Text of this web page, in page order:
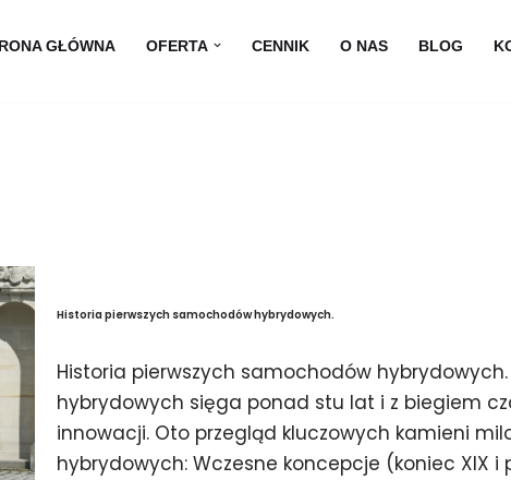
GŁÓWNA OFERTA CENNIK O NAS BLOG
Historia pierwszych samochodów hybrydowych.
Historia pierwszych samochodów
hybrydowych sięga ponad stu lat i z biegiem
innowacji. Oto przegląd kluczowych kamieni
hybrydowych: Wczesne koncepcje (koniec XIX i